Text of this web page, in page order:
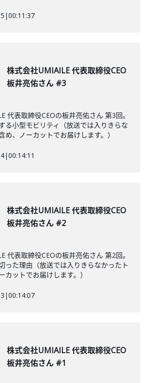
|00:11:37
株式会社UMIAILE 代表取締役CEO
板井亮佑さん #3
代表取締役CEOの板井亮佑さん 第3回。
る小型モビリティ（放送では入りきらな
め、ノーカットでお届けします。）
|00:14:11
株式会社UMIAILE 代表取締役CEO
板井亮佑さん #2
代表取締役CEOの板井亮佑さん 第2回。
った理由（放送では入りきらなかったト
カットでお届けします。）
|00:14:07
株式会社UMIAILE 代表取締役CEO
板井亮佑さん #1